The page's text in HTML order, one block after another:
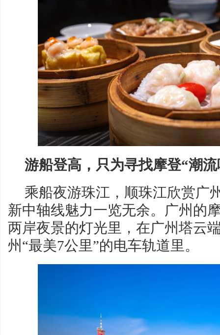
游船登高，只为寻找摩登“潮流
乘船夜游珠江，顺珠江欣赏广
新中轴线魅力一览无余。广州的
两岸夜景的灯光里，在广州塔云
州“最美7公里”的电车轨道里。